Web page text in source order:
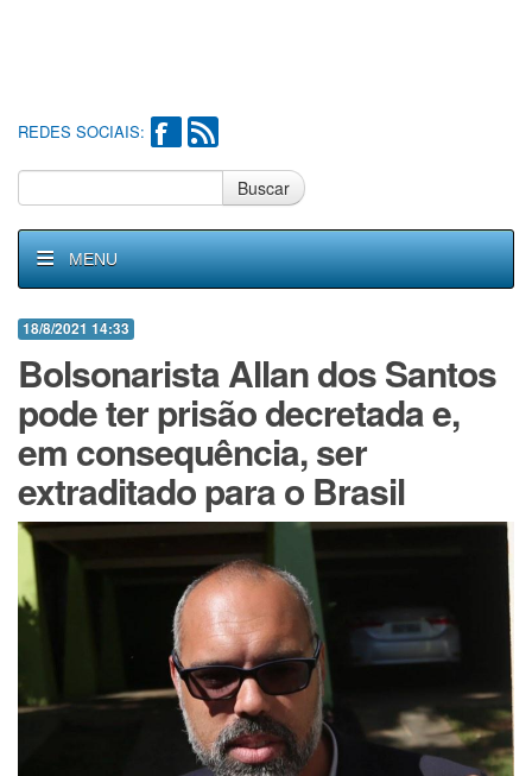
REDES SOCIAIS:
Buscar
MENU
18/8/2021 14:33
Bolsonarista Allan dos Santos
pode ter prisão decretada e,
em consequência, ser
extraditado para o Brasil